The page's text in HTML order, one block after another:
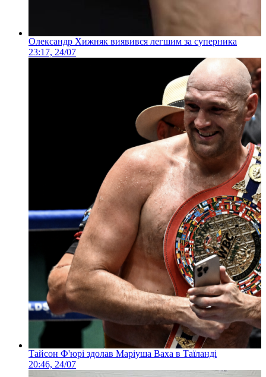
Олександр Хижняк виявився легшим за суперника
23:17, 24/07
Тайсон Ф'юрі здолав Маріуша Ваха в Таїланді
20:46, 24/07